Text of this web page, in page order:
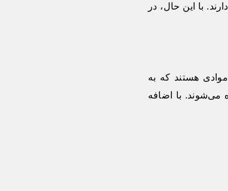
با این حال، در
هستند که به
می‌شوند. با اضافه